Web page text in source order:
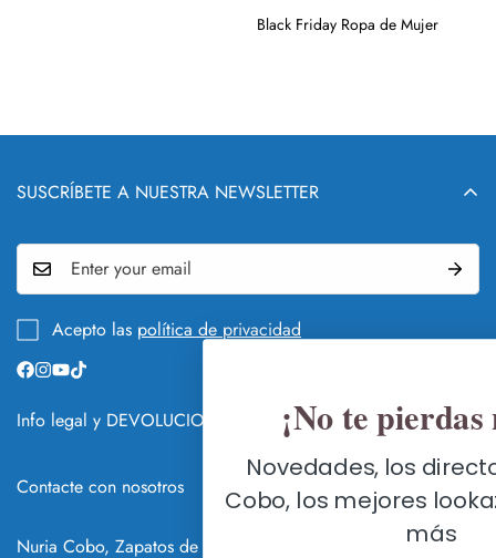
Black Friday Ropa de Mujer
SUSCRÍBETE A NUESTRA NEWSLETTER
Acepto las política de privacidad
Info legal y DEVOLUCIONES
QUIÉN Y QUÉ ES NURIA COBO
GUÍA DE CAMBIOS Y DEVOLUCIONES
HACER UN CAMBIO O DEVOLUCIÓN
Contacte con nosotros
C/ Méndez Núñez 7, 41001 Sevilla
Nuria Cobo, Zapatos de Fiesta Online © 2026
¡No te pierdas nada!
Novedades, los directos de Nuria
Cobo, los mejores lookazos y mucho